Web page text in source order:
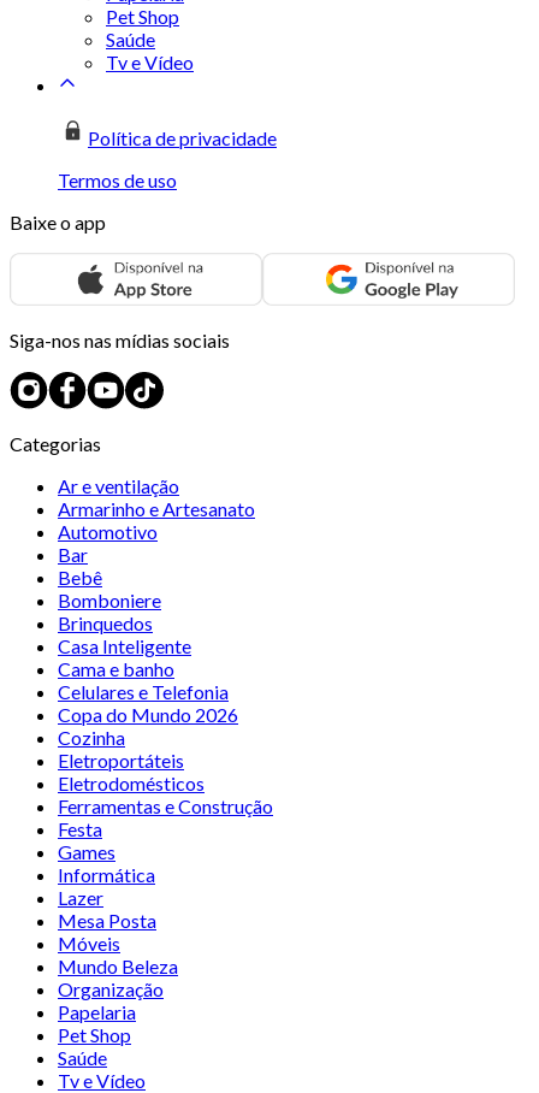
Pet Shop
Saúde
Tv e Vídeo
Política de privacidade
Termos de uso
Baixe o app
Siga-nos nas mídias sociais
Categorias
Ar e ventilação
Armarinho e Artesanato
Automotivo
Bar
Bebê
Bomboniere
Brinquedos
Casa Inteligente
Cama e banho
Celulares e Telefonia
Copa do Mundo 2026
Cozinha
Eletroportáteis
Eletrodomésticos
Ferramentas e Construção
Festa
Games
Informática
Lazer
Mesa Posta
Móveis
Mundo Beleza
Organização
Papelaria
Pet Shop
Saúde
Tv e Vídeo